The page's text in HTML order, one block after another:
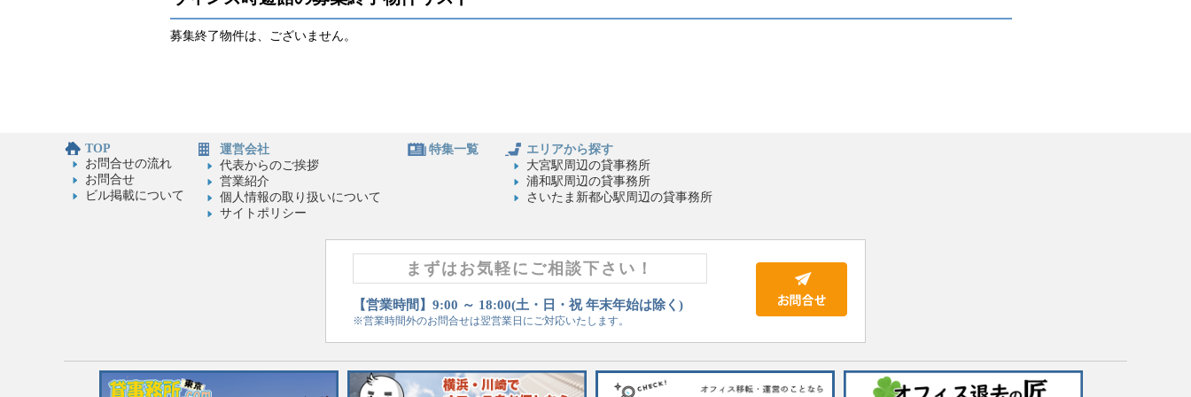
募集終了物件は、ございません。
TOP
お問合せの流れ
お問合せ
ビル掲載について
運営会社
代表からのご挨拶
営業紹介
個人情報の取り扱いについて
サイトポリシー
特集一覧
エリアから探す
大宮駅周辺の貸事務所
浦和駅周辺の貸事務所
さいたま新都心駅周辺の貸事務所
まずはお気軽にご相談下さい！
【営業時間】9:00 ～ 18:00(土・日・祝 年末年始は除く)
※営業時間外のお問合せは翌営業日にご対応いたします。